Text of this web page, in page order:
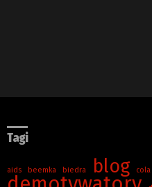
Tagi
aids beemka biedra blog cola